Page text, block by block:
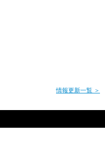
情報更新一覧 ＞